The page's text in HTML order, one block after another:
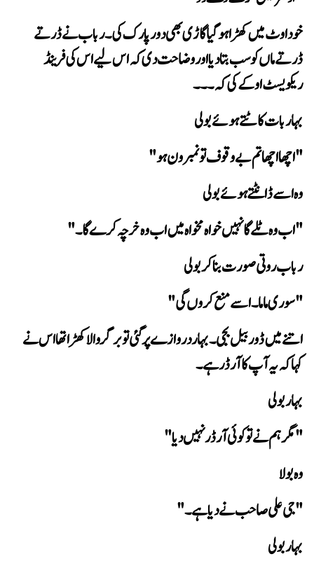
ریکویسٹ اوکے کی کہ۔۔۔
بہار بات کاٹتے ہوئے بولی
"اچھا اچھا تم بےوقوف تو نمبر ون ہو"
وہ اسے ڈانٹتے ہوئے بولی
"اب وہ ٹلے گا نہیں خواہ مخواہ میں اب وہ خرچہ کرے گا۔"
رباب روتی صورت بنا کر بولی
"سوری ماما۔ اسے منع کروں گی"
کہا کہ یہ آپ کا آرڈر ہے۔
بہار بولی
"مگر ہم نے تو کوئی آرڈر نہیں دیا"
وہ بولا
"جی علی صاحب نے دیا ہے۔"
بہار بولی